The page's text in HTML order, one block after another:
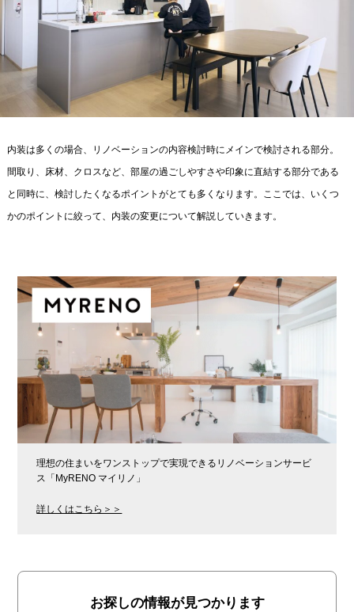
内装は多くの場合、リノベーションの内容検討時にメインで検討される部分。
間取り、床材、クロスなど、部屋の過ごしやすさや印象に直結する部分である
と同時に、検討したくなるポイントがとても多くなります。ここでは、いくつ
かのポイントに絞って、内装の変更について解説していきます。
理想の住まいをワンストップで実現できるリノベーションサービ
ス「MyRENO マイリノ」
詳しくはこちら＞＞
お探しの情報が見つかります